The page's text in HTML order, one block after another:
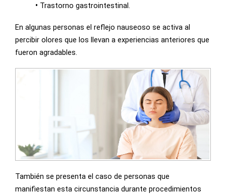
• Trastorno gastrointestinal.
En algunas personas el reflejo nauseoso se activa al
percibir olores que los llevan a experiencias anteriores que
fueron agradables.
También se presenta el caso de personas que
manifiestan esta circunstancia durante procedimientos